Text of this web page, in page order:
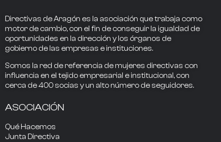
Directivas de Aragón es la asociación que trabaja como
motor de cambio, con el fin de conseguir la igualdad de
oportunidades en la dirección y los órganos de
gobierno de las empresas e instituciones.
Somos la red de referencia de mujeres directivas con
influencia en el tejido empresarial e institucional, con
cerca de400 socias y un alto número de seguidores.
ASOCIACIÓN
Qué Hacemos
Junta Directiva